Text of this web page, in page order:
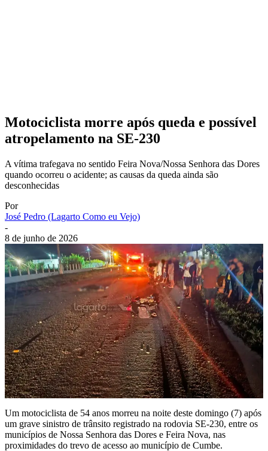
Motociclista morre após queda e possível
atropelamento na SE-230
A vítima trafegava no sentido Feira Nova/Nossa Senhora das Dores
quando ocorreu o acidente; as causas da queda ainda são
desconhecidas
Por
José Pedro (Lagarto Como eu Vejo)
-
8 de junho de 2026
Um motociclista de 54 anos morreu na noite deste domingo (7) após
um grave sinistro de trânsito registrado na rodovia SE-230, entre os
municípios de Nossa Senhora das Dores e Feira Nova, nas
proximidades do trevo de acesso ao município de Cumbe.